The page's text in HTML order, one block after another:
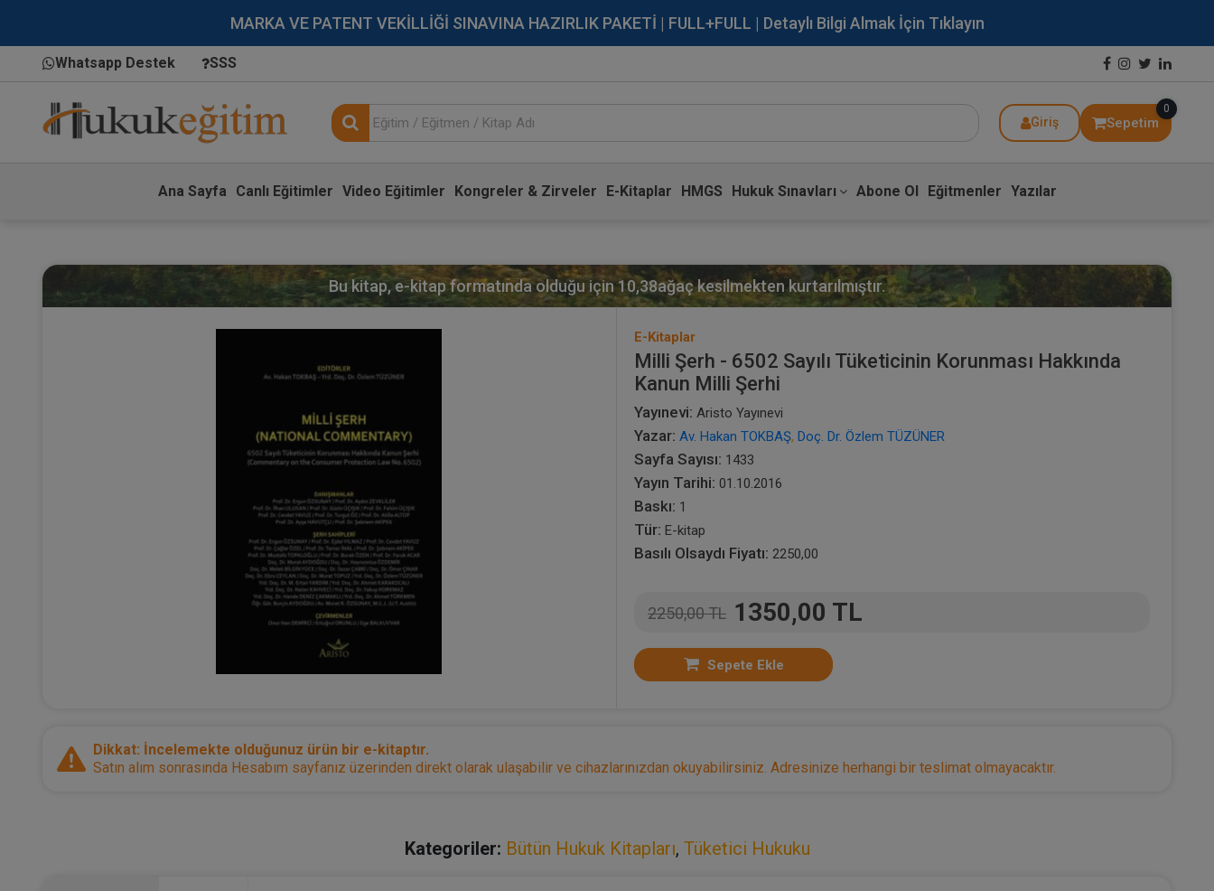
MARKA VE PATENT VEKİLLİĞİ SINAVINA HAZIRLIK PAKETİ | FULL+FULL | Detaylı Bilgi Almak İçin Tıklayın
Whatsapp Destek SSS
Giriş Sepetim
0
Ana Sayfa Canlı Eğitimler Video Eğitimler Kongreler & Zirveler E-Kitaplar HMGS Hukuk Sınavları Abone Ol Eğitmenler Yazılar
Bu kitap, e-kitap formatında olduğu için10,38ağaç kesilmekten kurtarılmıştır.
E-Kitaplar
Milli Şerh - 6502 Sayılı Tüketicinin Korunması Hakkında
Kanun Milli Şerhi
Yayınevi: Aristo Yayınevi
Yazar: Av. Hakan TOKBAŞ, Doç. Dr. Özlem TÜZÜNER
Sayfa Sayısı: 1433
Yayın Tarihi: 01.10.2016
Baskı: 1
Tür: E-kitap
Basılı Olsaydı Fiyatı: 2250,00
2250,00 TL 1350,00 TL
Sepete Ekle
Dikkat: İncelemekte olduğunuz ürün bir e-kitaptır.
Satın alım sonrasında Hesabım sayfanız üzerinden direkt olarak ulaşabilir ve cihazlarınızdan okuyabilirsiniz. Adresinize herhangi bir teslimat olmayacaktır.
Kategoriler: Bütün Hukuk Kitapları, Tüketici Hukuku